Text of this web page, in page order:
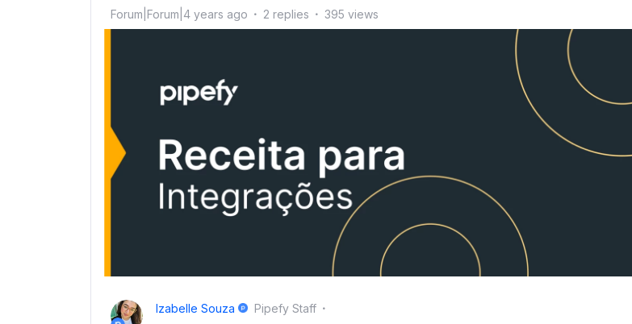
Forum|Forum|4 years ago 2 replies 395 views
Izabelle Souza
Pipefy Staff